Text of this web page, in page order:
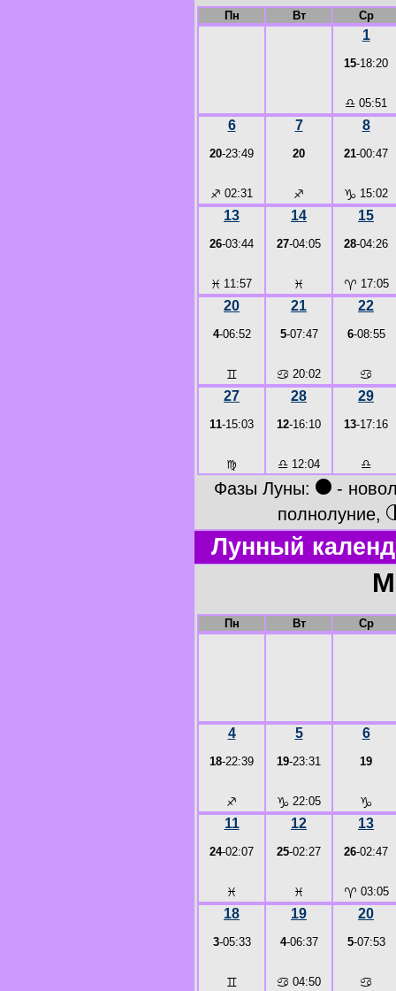
Пн Вт Ср
1
15-18:20
♎ 05:51
6
20-23:49
♐ 02:31
7
20
♐
8
21-00:47
♑ 15:02
13
26-03:44
♓ 11:57
14
27-04:05
♓
15
28-04:26
♈ 17:05
20
4-06:52
♊
21
5-07:47
♋ 20:02
22
6-08:55
♋
27
11-15:03
♍
28
12-16:10
♎ 12:04
29
13-17:16
♎
Фазы Луны: ● -
полнолуние,
Лунный
Пн Вт Ср
4
18-22:39
♐
5
19-23:31
♑ 22:05
6
19
♑
11
24-02:07
♓
12
25-02:27
♓
13
26-02:47
♈ 03:05
18
3-05:33
♊
19
4-06:37
♋ 04:50
20
5-07:53
♋